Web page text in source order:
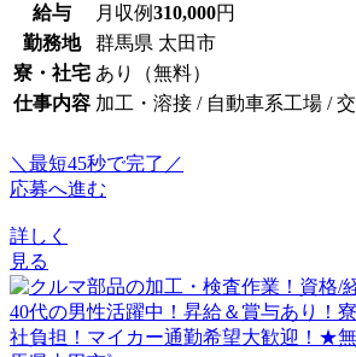
給与 月収例310,000円
勤務地
群馬県 太田市
寮・社宅 あり（無料）
仕事内容 加工・溶接 / 自動車系工場 /
＼最短45秒で完了／
応募へ進む
詳しく
見る